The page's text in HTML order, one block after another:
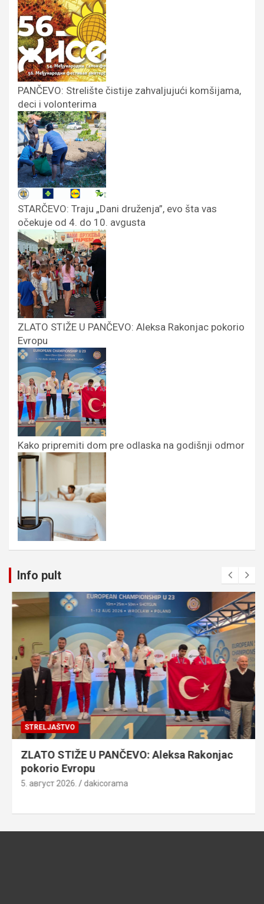
PANČEVO: Strelište čistije zahvaljujući komšijama,
deci i volonterima
STARČEVO: Traju „Dani druženja”, evo šta vas
očekuje od 4. do 10. avgusta
ZLATO STIŽE U PANČEVO: Aleksa Rakonjac pokorio
Evropu
Kako pripremiti dom pre odlaska na godišnji odmor
Info pult
STRELJAŠTVO
ZLATO STIŽE U PANČEVO: Aleksa Rakonjac
pokorio Evropu
5. август 2026. dakicorama